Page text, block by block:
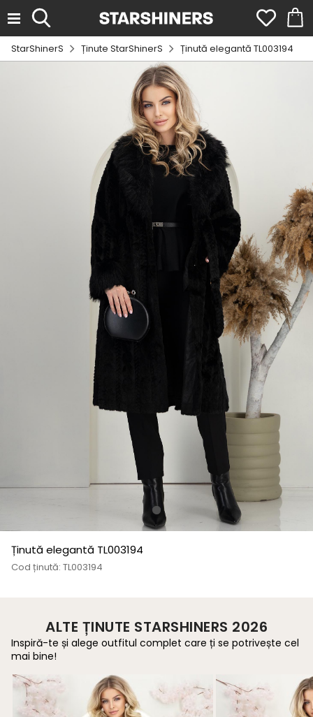
StarShinerS Ținute StarShinerS Ținută elegantă TL003194
Ținută elegantă TL003194
Cod ținută: TL003194
ALTE ȚINUTE STARSHINERS 2026
Inspiră-te și alege outfitul complet care ți se potrivește cel
mai bine!